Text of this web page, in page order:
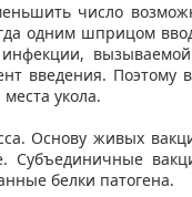
число
одним шприцом
введения. Поэтому
укола.
Основу живых
Субъединичные
белки патогена.